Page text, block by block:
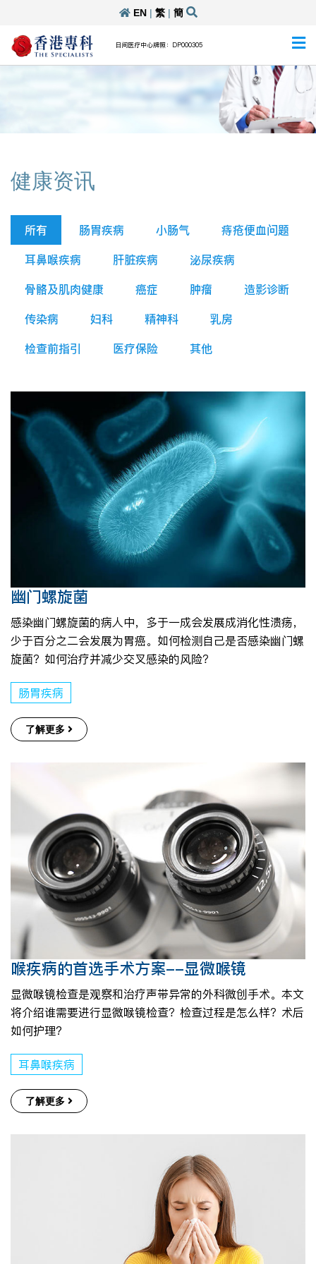
EN| 繁| 簡
日间医疗中心牌照：DP000305
健康资讯
所有 肠胃疾病 小肠气
痔疮便血问题
耳鼻喉疾病
肝脏疾病
泌尿疾病
骨骼及肌肉健康
癌症 肿瘤
造影诊断
传染病
妇科 精神科
乳房
检查前指引
医疗保险 其他
幽门螺旋菌
感染幽门螺旋菌的病人中，多于一成会发展成消化性溃疡，
少于百分之二会发展为胃癌。如何检测自己是否感染幽门螺
旋菌？如何治疗并减少交叉感染的风险？
肠胃疾病
了解更多
喉疾病的首选手术方案--显微喉镜
显微喉镜检查是观察和治疗声带异常的外科微创手术。本文
将介绍谁需要进行显微喉镜检查？检查过程是怎么样？术后
如何护理?
耳鼻喉疾病
了解更多